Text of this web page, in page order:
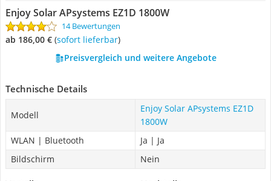
Enjoy Solar APsystems EZ1D 1800W
14 Bewertungen
ab 186,00 € ( Sofort lieferbar)
Preisvergleich und weitere Angebote
Technische Details
Modell
Enjoy Solar APsystems EZ1D
1800W
WLAN | Bluetooth
Ja | Ja
Bildschirm
Nein